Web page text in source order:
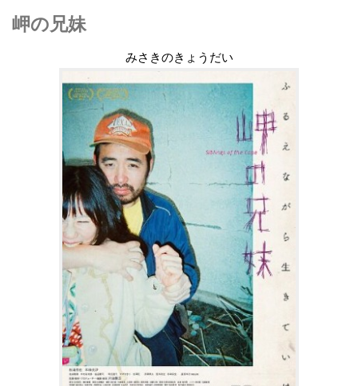
岬の兄妹
みさきのきょうだい